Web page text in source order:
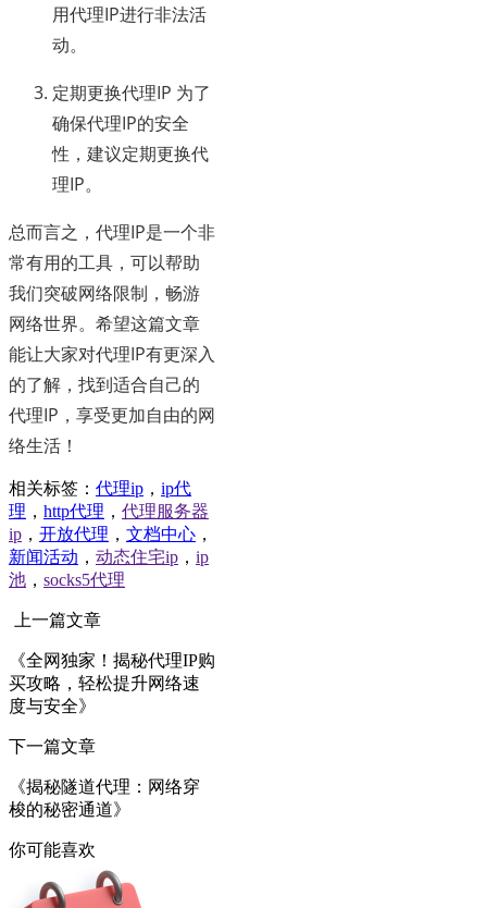
用代理IP进行非法活
动。
定期更换代理IP 为了
确保代理IP的安全
性，建议定期更换代
理IP。
总而言之，代理IP是一个非
常有用的工具，可以帮助
我们突破网络限制，畅游
网络世界。希望这篇文章
能让大家对代理IP有更深入
的了解，找到适合自己的
代理IP，享受更加自由的网
络生活！
相关标签： 代理ip ， ip代
理 ， http代理 ， 代理服务器
ip ， 开放代理 ， 文档中心 ，
新闻活动 ， 动态住宅ip ， ip
池 ， socks5代理
上一篇文章
《全网独家！揭秘代理IP购
买攻略，轻松提升网络速
度与安全》
下一篇文章
《揭秘隧道代理：网络穿
梭的秘密通道》
你可能喜欢